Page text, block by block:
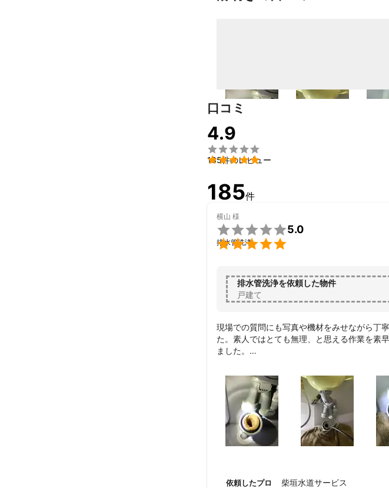
口コミ
4.9


185件のレビュー
185件
横山 様


5.0
排水管洗浄
排水管洗浄を依頼した物件
戸建て
現場での質問にも写真や機材をみせながら丁
た。素人ではとても無理、と思える作業を素
ました。
られないパワーで清掃してもらえてる気がし
依頼したプロ 柴垣水道サービス